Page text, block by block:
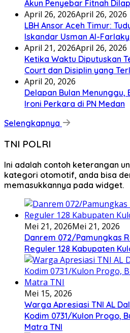
Akun Penyebar Fitnah
April 26, 2026April 26, 2026
LBH Ansor Aceh Timur:
Iskandar Usman Al-
April 21, 2026April 26, 2026
Ketika Waktu Diputuskan
Court dan Disiplin yang
April 20, 2026
Delapan Bulan Menunggu,
Ironi Perkara di PN Medan
Selengkapnya
TNI POLRI
Ini adalah contoh keterangan
kategori otomotif, anda bisa
memasukkannya pada widget.
Mei 21, 2026Mei 21, 2026
Danrem 072/Pamungkas
Reguler 128 Kabupaten
Mei 15, 2026
Warga Apresiasi TNI AL
Kodim 0731/Kulon Progo,
Matra TNI